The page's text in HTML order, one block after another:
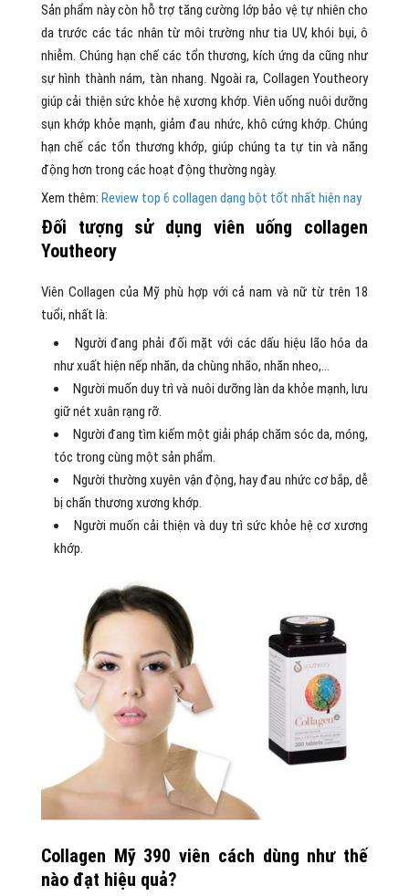
Sản phẩm này còn hỗ trợ tăng cường lớp bảo vệ tự nhiên cho
da trước các tác nhân từ môi trường như tia UV, khói bụi, ô
nhiễm. Chúng hạn chế các tổn thương, kích ứng da cũng như
sự hình thành nám, tàn nhang. Ngoài ra, Collagen Youtheory
giúp cải thiện sức khỏe hệ xương khớp. Viên uống nuôi dưỡng
sụn khớp khỏe mạnh, giảm đau nhức, khô cứng khớp. Chúng
hạn chế các tổn thương khớp, giúp chúng ta tự tin và năng
động hơn trong các hoạt động thường ngày.
Xem thêm: Review top 6 collagen dạng bột tốt nhất hiện nay
Đối tượng sử dụng viên uống collagen
Youtheory
Viên Collagen của Mỹ phù hợp với cả nam và nữ từ trên 18
tuổi, nhất là:
Người đang phải đối mặt với các dấu hiệu lão hóa da
như xuất hiện nếp nhăn, da chùng nhão, nhăn nheo,…
Người muốn duy trì và nuôi dưỡng làn da khỏe mạnh, lưu
giữ nét xuân rạng rỡ.
Người đang tìm kiếm một giải pháp chăm sóc da, móng,
tóc trong cùng một sản phẩm.
Người thường xuyên vận động, hay đau nhức cơ bắp, dễ
bị chấn thương xương khớp.
Người muốn cải thiện và duy trì sức khỏe hệ cơ xương
khớp.
Collagen Mỹ 390 viên cách dùng như thế
nào đạt hiệu quả?